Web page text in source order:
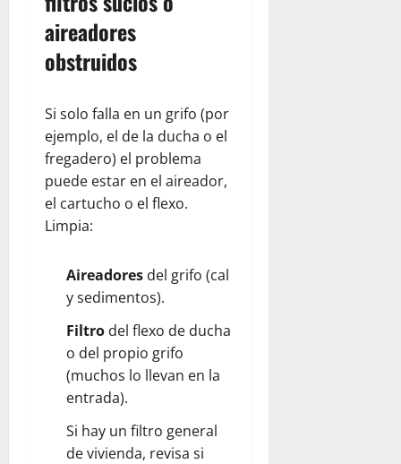
aireadores
obstruidos
Si solo falla en un grifo (por
ejemplo, el de la ducha o el
fregadero) el problema
puede estar en el aireador,
el cartucho o el flexo.
Limpia:
Aireadores del grifo (cal
y sedimentos).
Filtro del flexo de ducha
o del propio grifo
(muchos lo llevan en la
entrada).
Si hay un filtro general
de vivienda, revisa si